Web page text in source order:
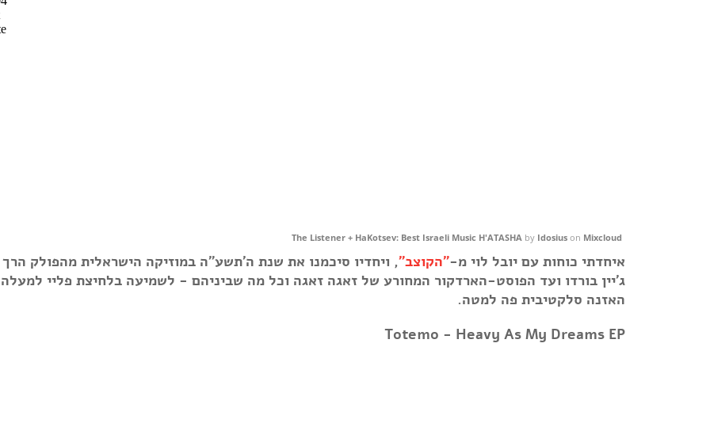
The Listener + HaKotsev: Best Israeli Music H'ATASHA by Idosius on Mixcloud
איחדתי כוחות עם יובל לוי מ-"הקוצב", ויחדיו סיכמנו את שנת ה'תשע"ה במוזיקה הישראלית מהפולק
ג'יין בורדו ועד הפוסט-הארדקור המחורע של זאגה זאגה וכל מה שביניהם - לשמיעה בלחיצת פליי
האזנה סלקטיבית פה למטה.
Totemo - Heavy As My Dreams EP